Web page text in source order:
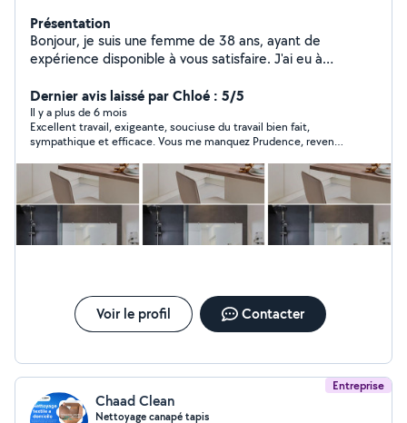
Présentation
Bonjour, je suis une femme de 38 ans, ayant de
expérience disponible à vous satisfaire. J'ai eu à
pouvez me contacter merci.
Dernier avis laissé par Chloé : 5/5
Il y a plus de 6 mois
Excellent travail, exigeante, souciuse du travail bien fait,
sympathique et efficace. Vous me manquez Prudence, revenez
Voir le profil Contacter
Entreprise
Chaad Clean
Nettoyage canapé tapis